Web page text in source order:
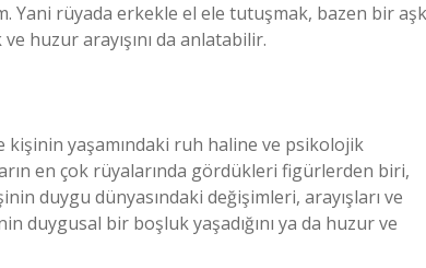
Yani rüyada erkekle el ele tutuşmak, bazen bir aşk
huzur arayışını da anlatabilir.
kişinin yaşamındaki ruh haline ve psikolojik
en çok rüyalarında gördükleri figürlerden biri,
duygu dünyasındaki değişimleri, arayışları ve
duygusal bir boşluk yaşadığını ya da huzur ve